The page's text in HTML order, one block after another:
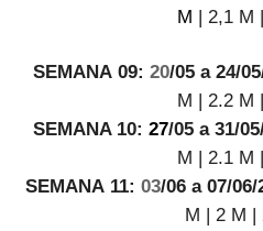
M | 2,1 M
SEMANA 09: 20/05 a 24/
M | 2.2 M
SEMANA 10: 27/05 a 31/
M | 2.1 M
SEMANA 11: 03/06 a 07/06/
M | 2 M |